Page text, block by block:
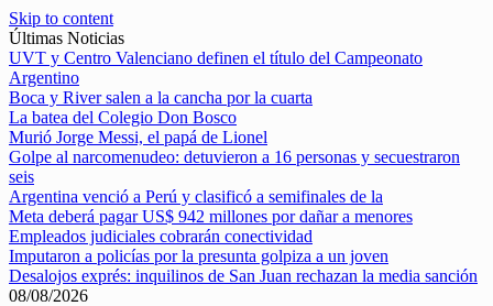
Skip to content
Últimas Noticias
UVT y Centro Valenciano definen el título del Campeonato
Argentino
Boca y River salen a la cancha por la cuarta
La batea del Colegio Don Bosco
Murió Jorge Messi, el papá de Lionel
Golpe al narcomenudeo: detuvieron a 16 personas y secuestraron
seis
Argentina venció a Perú y clasificó a semifinales de la
Meta deberá pagar US$ 942 millones por dañar a menores
Empleados judiciales cobrarán conectividad
Imputaron a policías por la presunta golpiza a un joven
Desalojos exprés: inquilinos de San Juan rechazan la media sanción
08/08/2026